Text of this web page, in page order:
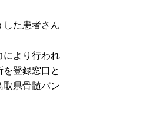
た患者さん
により行われ
登録窓口と
取県骨髄バン